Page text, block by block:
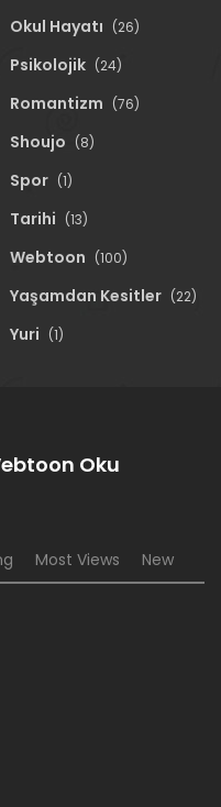
Okul Hayatı (26)
Psikolojik (24)
Romantizm (76)
Shoujo (8)
Spor (1)
Tarihi (13)
Webtoon (100)
Yaşamdan Kesitler (22)
Yuri (1)
Oku
Most Views New